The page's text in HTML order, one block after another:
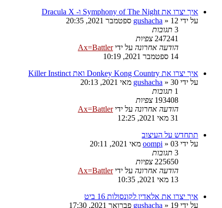
איך יצרו את Symphony of The Night ו- Dracula X
על ידי
gushacha » 12 ספטמבר 2021, 20:35
3 תגובות
247241 צפיות
הודעה אחרונה על ידיAx=Battler
14 ספטמבר 2021, 10:19
איך יצרו את Donkey Kong Country ואת Killer Instinct
על ידי
gushacha » 30 מאי 2021, 20:13
1 תגובות
193408 צפיות
הודעה אחרונה על ידיAx=Battler
31 מאי 2021, 12:25
תתחדש על העיצוב
על ידי
oompi » 03 מאי 2021, 20:11
3 תגובות
225650 צפיות
הודעה אחרונה על ידיAx=Battler
13 מאי 2021, 10:35
איך יצרו את אלאדין לקונסולות 16 ביט
על ידי
gushacha » 19 פברואר 2021, 17:30